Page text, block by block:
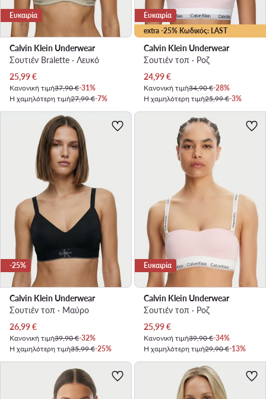
Ευκαιρία
Calvin Klein Underwear
Σουτιέν Bralette · Λευκό
Τρέχουσα τιμή
25,99€
Κανονική τιμή37,90 €-31%
Η χαμηλότερη τιμή27,99 €-7%
extra -25% Κωδικός: LAST
Ευκαιρία
Calvin Klein Underwear
Σουτιέν τοπ · Ροζ
Τρέχουσα τιμή
24,99€
Κανονική τιμή34,90 €-28%
Η χαμηλότερη τιμή25,99 €-3%
-25%
Calvin Klein Underwear
Σουτιέν τοπ · Μαύρο
Τρέχουσα τιμή
26,99€
Κανονική τιμή39,90 €-32%
Η χαμηλότερη τιμή35,99 €-25%
Ευκαιρία
Calvin Klein Underwear
Σουτιέν τοπ · Ροζ
Τρέχουσα τιμή
25,99€
Κανονική τιμή39,90 €-34%
Η χαμηλότερη τιμή29,90 €-13%